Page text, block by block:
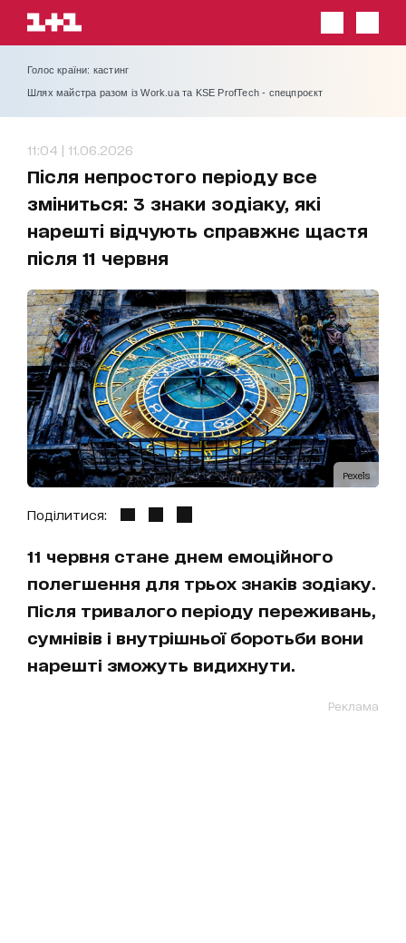
Голос країни: кастинг
Шлях майстра разом із Work.ua та KSE ProfTech - спецпроєкт
11:04 | 11.06.2026
Після непростого періоду все
зміниться: 3 знаки зодіаку, які
нарешті відчують справжнє щастя
після 11 червня
Pexels
Поділитися:
11 червня стане днем емоційного
полегшення для трьох знаків зодіаку.
Після тривалого періоду переживань,
сумнівів і внутрішньої боротьби вони
нарешті зможуть видихнути.
Реклама